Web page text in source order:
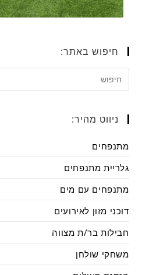
חיפוש באתר:
ניווט מהיר:
מתנפחים
גלריית מתנפחים
מתנפחים עם מים
דוכני מזון לאירועים
חבילות בר/ת מצווה
משחקי שולחן